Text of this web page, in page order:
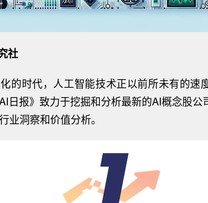
社
的时代，人工智能技术正以前所未有的速
日报》致力于挖掘和分析最新的AI概念股公
业洞察和价值分析。